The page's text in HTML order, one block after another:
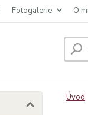
Fotogalerie O
Úvod